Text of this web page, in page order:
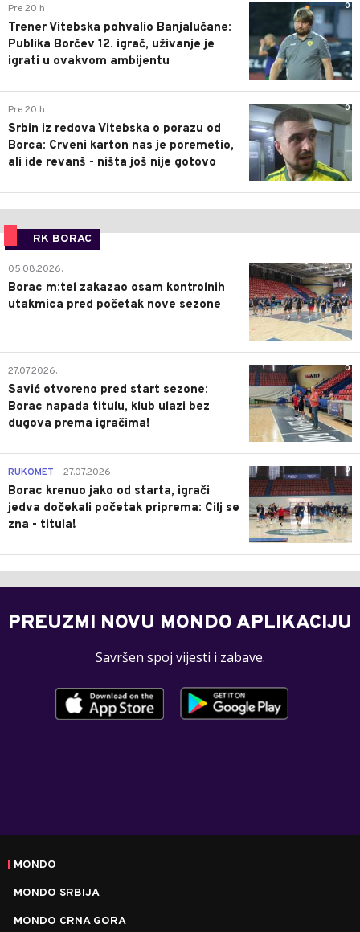
0
Pre 20 h
Trener Vitebska pohvalio Banjalučane:
Publika Borčev 12. igrač, uživanje je
igrati u ovakvom ambijentu
0
Pre 20 h
Srbin iz redova Vitebska o porazu od
Borca: Crveni karton nas je poremetio,
ali ide revanš - ništa još nije gotovo
RK BORAC
0
05.08.2026.
Borac m:tel zakazao osam kontrolnih
utakmica pred početak nove sezone
0
27.07.2026.
Savić otvoreno pred start sezone:
Borac napada titulu, klub ulazi bez
dugova prema igračima!
0
RUKOMET 27.07.2026.
Borac krenuo jako od starta, igrači
jedva dočekali početak priprema: Cilj se
zna - titula!
PREUZMI NOVU MONDO APLIKACIJU
Savršen spoj vijesti i zabave.
MONDO
MONDO SRBIJA
MONDO CRNA GORA